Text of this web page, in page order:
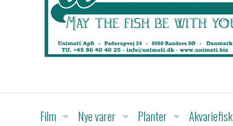
Film Nye varer Planter Akvariefisk